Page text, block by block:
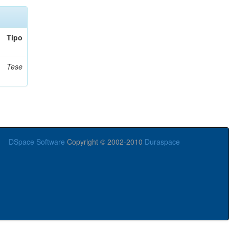
Tipo
Tese
DSpace Software Copyright © 2002-2010 Duraspace